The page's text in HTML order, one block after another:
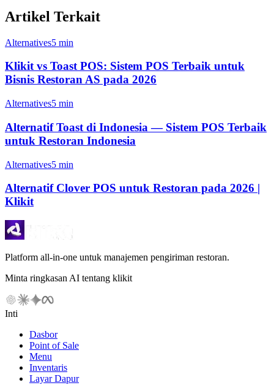
Artikel Terkait
Alternatives5 min
Klikit vs Toast POS: Sistem POS Terbaik untuk
Bisnis Restoran AS pada 2026
Alternatives5 min
Alternatif Toast di Indonesia — Sistem POS Terbaik
untuk Restoran Indonesia
Alternatives5 min
Alternatif Clover POS untuk Restoran pada 2026 |
Klikit
Platform all-in-one untuk manajemen pengiriman restoran.
Minta ringkasan AI tentang klikit
Inti
Dasbor
Point of Sale
Menu
Inventaris
Layar Dapur